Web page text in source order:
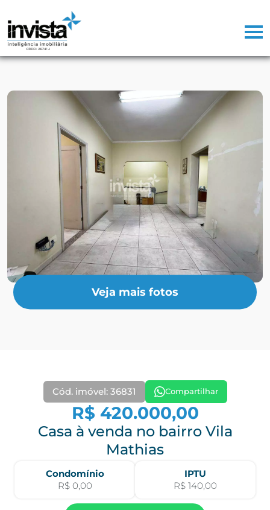
Veja mais fotos
Cód. imóvel: 36831 Compartilhar
R$ 420.000,00
Casa à venda no bairro Vila
Mathias
Condomínio
R$ 0,00
IPTU
R$ 140,00